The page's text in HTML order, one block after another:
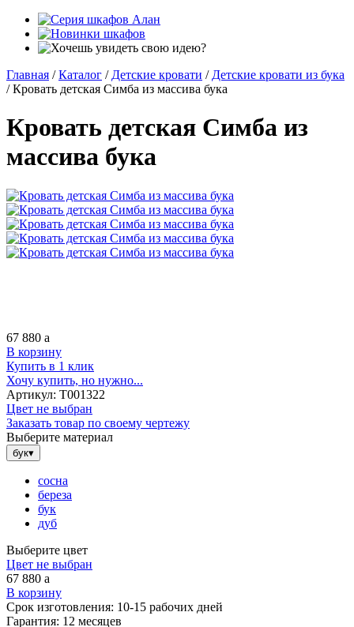
Главная / Каталог / Детские кровати / Детские кровати из бука
/ Кровать детская Симба из массива бука
Кровать детская Симба из
массива бука
67 880 a
В корзину
Купить в 1 клик
Хочу купить, но нужно...
Артикул: Т001322
Цвет не выбран
Заказать товар по своему чертежу
Выберите материал
бук▾
сосна
береза
бук
дуб
Выберите цвет
Цвет не выбран
67 880 a
В корзину
Срок изготовления: 10-15 рабочих дней
Гарантия: 12 месяцев